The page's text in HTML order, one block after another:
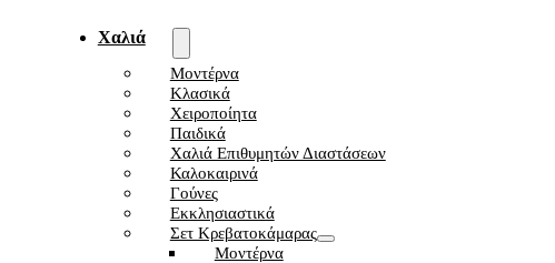
Χαλιά
Μοντέρνα
Κλασικά
Χειροποίητα
Παιδικά
Χαλιά Επιθυμητών Διαστάσεων
Καλοκαιρινά
Γούνες
Εκκλησιαστικά
Σετ Κρεβατοκάμαρας
Μοντέρνα